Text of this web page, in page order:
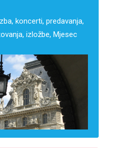
koncerti, predavanja,
izložbe, Mjesec